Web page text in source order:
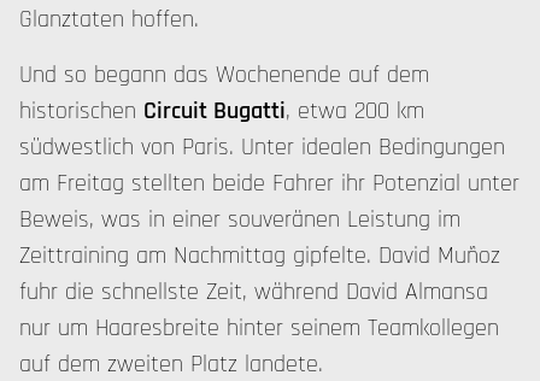
Glanztaten hoffen.
Und so begann das Wochenende auf dem
historischen Circuit Bugatti, etwa 200 km
südwestlich von Paris. Unter idealen Bedingungen
am Freitag stellten beide Fahrer ihr Potenzial unter
Beweis, was in einer souveränen Leistung im
Zeittraining am Nachmittag gipfelte. David Muñoz
fuhr die schnellste Zeit, während David Almansa
nur um Haaresbreite hinter seinem Teamkollegen
auf dem zweiten Platz landete.